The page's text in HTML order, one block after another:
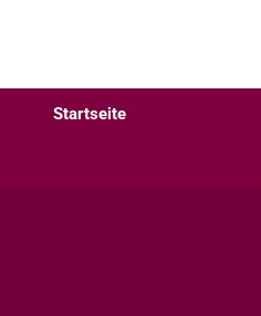
Startseite